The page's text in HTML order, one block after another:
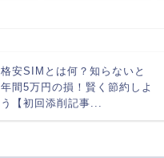
格安SIMとは何？知らないと
年間5万円の損！賢く節約しよ
う【初回添削記事...